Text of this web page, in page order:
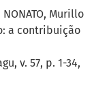
NONATO, Murillo
a contribuição
v. 57, p. 1-34,